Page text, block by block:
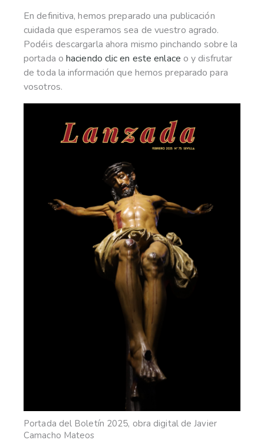
En definitiva, hemos preparado una publicación
cuidada que esperamos sea de vuestro agrado.
Podéis descargarla ahora mismo pinchando sobre la
portada o haciendo clic en este enlace o y disfrutar
de toda la información que hemos preparado para
vosotros.
Portada del Boletín 2025, obra digital de Javier
Camacho Mateos